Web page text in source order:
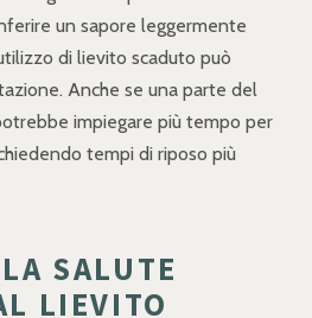
un sapore leggermente
di lievito scaduto può
Anche se una parte del
impiegare più tempo per
tempi di riposo più
SALUTE
LIEVITO